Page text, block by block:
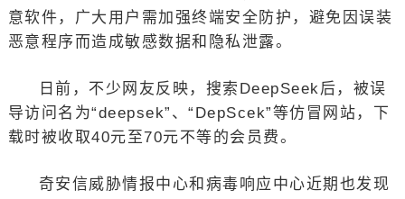
意软件，广大用户需加强终端安全防护，避免因误装
恶意程序而造成敏感数据和隐私泄露。
日前，不少网友反映，搜索DeepSeek后，被误
导访问名为“deepsek”、“DepScek”等仿冒网站，下
载时被收取40元至70元不等的会员费。
奇安信威胁情报中心和病毒响应中心近期也发现